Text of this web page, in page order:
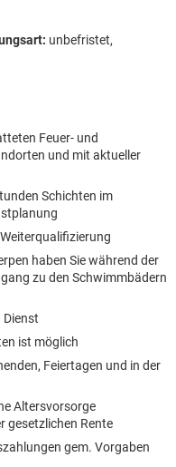
unbefristet,
Feuer- und
und mit aktueller
Schichten im
haben Sie während der
zu den Schwimmbädern
ist möglich
Feiertagen und in der
Altersvorsorge
gesetzlichen Rente
gem. Vorgaben